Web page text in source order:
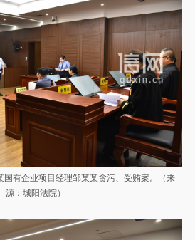
国有企业项目经理邹某某贪污、受贿案。（来
源：城阳法院）